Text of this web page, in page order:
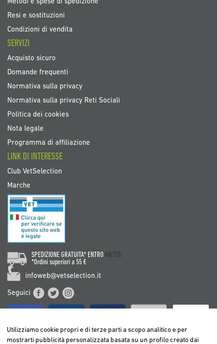
Resi e sostituzioni
Condizioni di vendita
SERVIZI
Acquisto sicuro
Domande frequenti
Normativa sulla privacy
Normativa sulla privacy Reti Sociali
Politica dei cookies
Nota legale
Programma di affiliazione
LINK DI INTERESSE
Club VetSelection
Marche
SPEDIZIONE GRATUITA* ENTRO 48/72h
*Ordini superiori a 55 €
infoweb@vetselection.it
Seguici
Utilizziamo cookie propri e di terze parti a scopo analitico e per
mostrarti pubblicità personalizzata basata su un profilo creato dai